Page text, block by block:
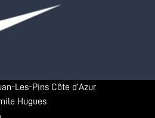
Les-Pins Côte d’Azur
Hugues